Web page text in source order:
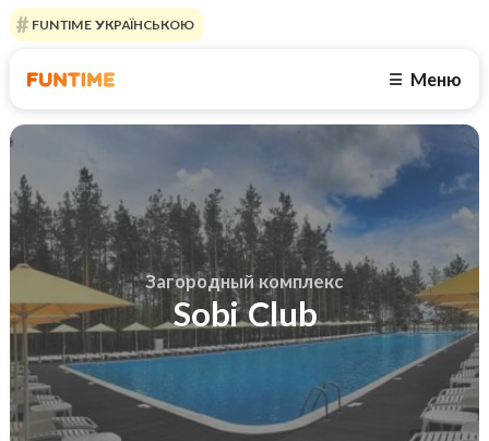
FUNTIME УКРАЇНСЬКОЮ
☰ Меню
Загородный комплекс
Sobi Club